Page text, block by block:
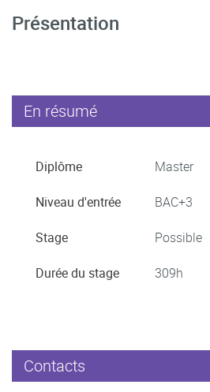
Présentation
En résumé
Diplôme Master
Niveau d'entrée BAC+3
Stage Possible
Durée du stage 309h
Contacts